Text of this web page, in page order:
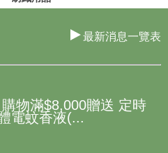
最新消息一覽表
物滿$8,000贈送 定時
電蚊香液(...